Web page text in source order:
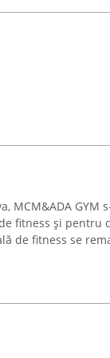
MCM&ADA GYM
fitness și pentru
de fitness se